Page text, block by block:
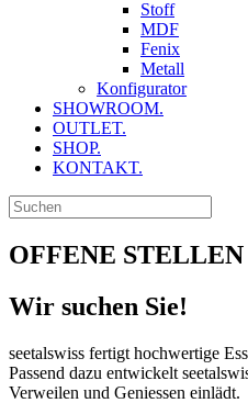
Stoff
MDF
Fenix
Metall
Konfigurator
SHOWROOM.
OUTLET.
SHOP.
KONTAKT.
OFFENE STELLEN
Wir suchen Sie!
seetalswiss fertigt hochwertige
Passend dazu entwickelt
Verweilen und Geniessen einlädt.